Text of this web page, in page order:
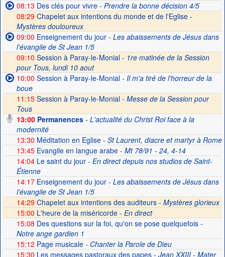
08:13 Des clés pour vivre- Prendre la bonne décision 4/5
08:29 Chapelet aux intentions du monde et de l'Eglise -
Mystères douloureux
09:00 Enseignement du jour- Les abaissements de Jésus dans
l'évangile de St Jean 1/5
09:10 Session à Paray-le-Monial - 1re matinée de la Session
pour Tous, lundi 10 aout
10:00 Session à Paray-le-Monial- Il m'a tiré de l'horreur de la
boue
11:15Session à Paray-le-Monial - Messe de la Session pour
Tous
13:00Permanences- L'actualité du Christ Roi face à la
modernité
13:30 Méditation en Eglise- St Laurent, diacre et martyr à Rome
13:45Evangile en langue arabe- Mt 78/91 - 24, 4-14
14:04Le saint du jour- En direct depuis nos studios de Saint-
Étienne
14:17Enseignement du jour- Les abaissements de Jésus dans
l'évangile de St Jean 1/5
14:29 Chapelet aux intentions des auditeurs - Mystères glorieux
15:00 L'heure de la miséricorde - En direct
15:08 Des questions sur la foi, qu'on se pose quelquefois-
Notre ange gardien 1
15:12 Page musicale- Chanter la Parole de Dieu
15:30 Les messages pastoraux des papes- Jean XXIII - Mater